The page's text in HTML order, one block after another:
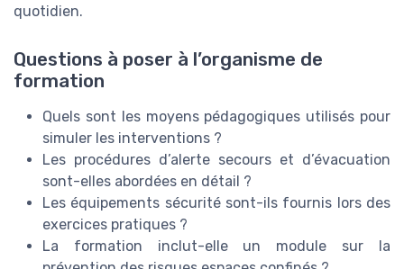
quotidien.
Questions à poser à l’organisme de
formation
Quels sont les moyens pédagogiques utilisés pour
simuler les interventions ?
Les procédures d’alerte secours et d’évacuation
sont-elles abordées en détail ?
Les équipements sécurité sont-ils fournis lors des
exercices pratiques ?
La formation inclut-elle un module sur la